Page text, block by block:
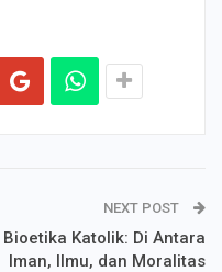
NEXT POST
Bioetika Katolik: Di Antara
Iman, Ilmu, dan Moralitas